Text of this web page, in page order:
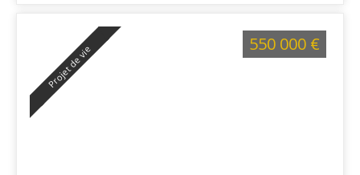
Projet de vie 550 000 €